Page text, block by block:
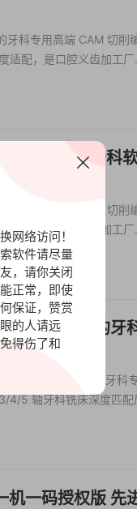
科专用高端 CAM 切削
适配，是口腔义齿加工厂
排版软件 牙科
科专用高端 CAM 切削
适配，是口腔义齿加工厂
狗版 先进的牙
公司开发牙科
4/5 轴牙科铣床深度匹配
一码授权版 先
网络访问！
软件请尽量
，请你关闭
正常，即使
保证，赞赏
的人请远
得伤了和